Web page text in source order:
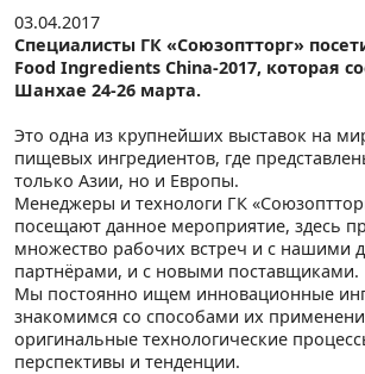
03.04.2017
Специалисты ГК «Союзоптторг»
Food Ingredients China-2017, которая
Шанхае 24-26 марта.
Это одна из крупнейших выставок на
пищевых ингредиентов, где
только Азии, но и Европы.
Менеджеры и технологи ГК
посещают данное мероприятие, здесь
множество рабочих встреч и с нашими
партнёрами, и с новыми поставщиками.
Мы постоянно ищем инновационные
знакомимся со способами их
оригинальные технологические
перспективы и тенденции.